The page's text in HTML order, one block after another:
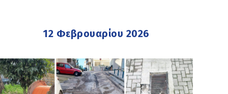
12 Φεβρουαρίου 2026